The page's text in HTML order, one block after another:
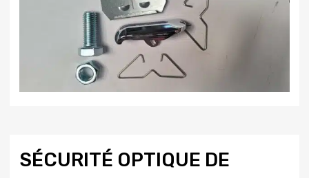
SÉCURITÉ OPTIQUE DE